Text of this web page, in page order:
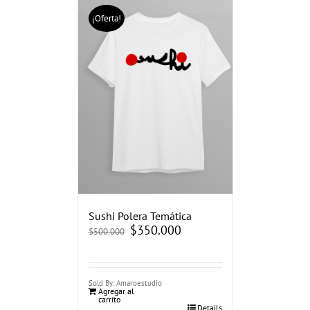
¡Oferta!
Sushi Polera Temática
$500.000 El
precio
$350.000El
precio
Sold By: Amaroestudio
Agregar al
carrito
Details